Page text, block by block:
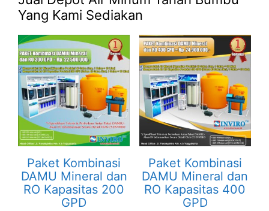
Yang Kami Sediakan
Paket Kombinasi
DAMU Mineral dan
RO Kapasitas 200
GPD
Paket Kombinasi
DAMU Mineral dan
RO Kapasitas 400
GPD